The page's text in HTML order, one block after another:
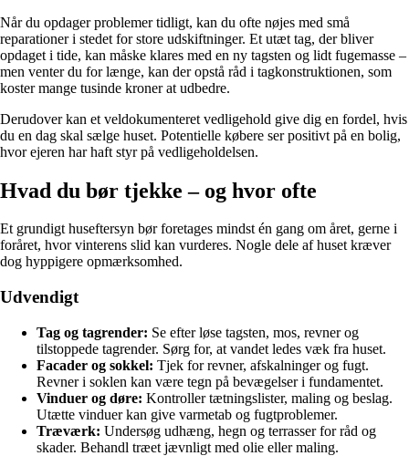
Når du opdager problemer tidligt, kan du ofte nøjes med små
reparationer i stedet for store udskiftninger. Et utæt tag, der bliver
opdaget i tide, kan måske klares med en ny tagsten og lidt fugemasse –
men venter du for længe, kan der opstå råd i tagkonstruktionen, som
koster mange tusinde kroner at udbedre.
Derudover kan et veldokumenteret vedligehold give dig en fordel, hvis
du en dag skal sælge huset. Potentielle købere ser positivt på en bolig,
hvor ejeren har haft styr på vedligeholdelsen.
Hvad du bør tjekke – og hvor ofte
Et grundigt huseftersyn bør foretages mindst én gang om året, gerne i
foråret, hvor vinterens slid kan vurderes. Nogle dele af huset kræver
dog hyppigere opmærksomhed.
Udvendigt
Tag og tagrender: Se efter løse tagsten, mos, revner og
tilstoppede tagrender. Sørg for, at vandet ledes væk fra huset.
Facader og sokkel: Tjek for revner, afskalninger og fugt.
Revner i soklen kan være tegn på bevægelser i fundamentet.
Vinduer og døre: Kontroller tætningslister, maling og beslag.
Utætte vinduer kan give varmetab og fugtproblemer.
Træværk: Undersøg udhæng, hegn og terrasser for råd og
skader. Behandl træet jævnligt med olie eller maling.